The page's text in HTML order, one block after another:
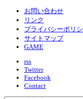
お問い合わせ
リンク
プライバシーポリ
サイトマップ
GAME
rss
Twitter
Facebook
Contact